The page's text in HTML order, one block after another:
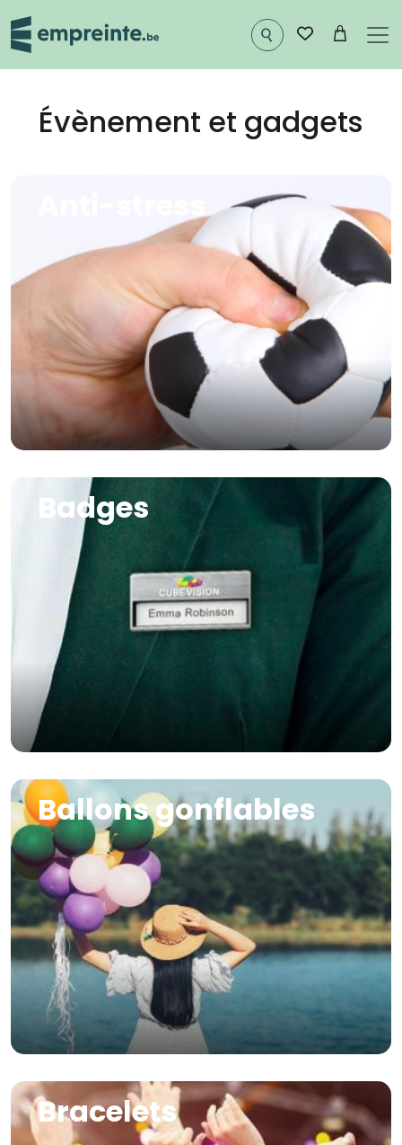
Évènement et gadgets
Anti-stress
Badges
Ballons gonflables
Image
Bracelets
Image